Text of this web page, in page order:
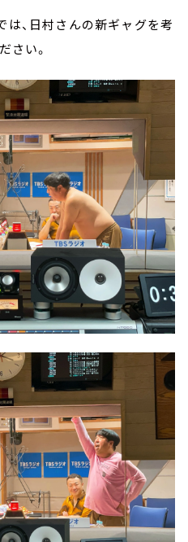
、日村さんの新ギャグを考
さい。